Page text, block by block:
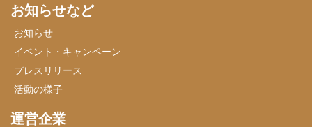
お知らせなど
お知らせ
イベント・キャンペーン
プレスリリース
活動の様子
運営企業